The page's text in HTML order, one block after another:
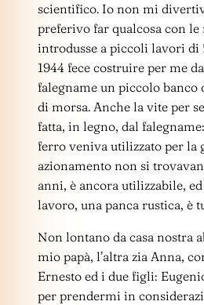
scientifico. Io non mi
preferivo far qualcosa con le
introdusse a piccoli lavori di
1944 fece costruire per me
falegname un piccolo banco
di morsa. Anche la vite per
fatta, in legno, dal
ferro veniva utilizzato per la
azionamento non si
anni, è ancora utilizzabile,
lavoro, una panca rustica, è
Non lontano da casa nostra
mio papà, l’altra zia Anna,
Ernesto ed i due figli:
per prendermi in